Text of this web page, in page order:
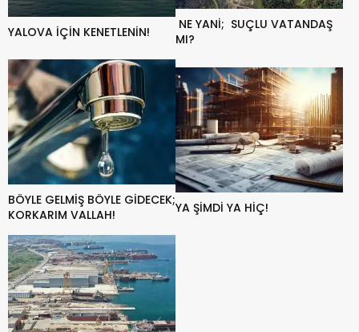
YALOVA İÇİN KENETLENİN!
NE YANİ; SUÇLU VATANDAŞ
MI?
BÖYLE GELMİŞ BÖYLE GİDECEK;
KORKARIM VALLAH!
YA ŞİMDİ YA HİÇ!